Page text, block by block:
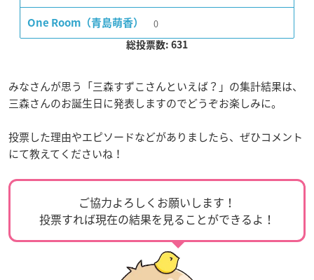
One Room（青島萌香） 0
総投票数: 631
みなさんが思う「三森すずこさんといえば？」の集計結果は、
三森さんのお誕生日に発表しますのでどうぞお楽しみに。
投票した理由やエピソードなどがありましたら、ぜひコメント
にて教えてくださいね！
ご協力よろしくお願いします！
投票すれば現在の結果を見ることができるよ！